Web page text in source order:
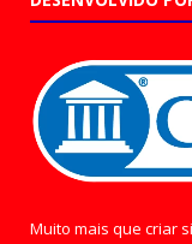
Muito mais que criar